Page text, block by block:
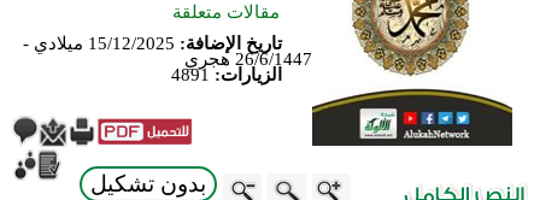
مقالات متعلقة
تاريخ الإضافة:
15/12/2025 ميلادي -
26/6/1447 هجري
الزيارات: 4891
بدون تشكيل